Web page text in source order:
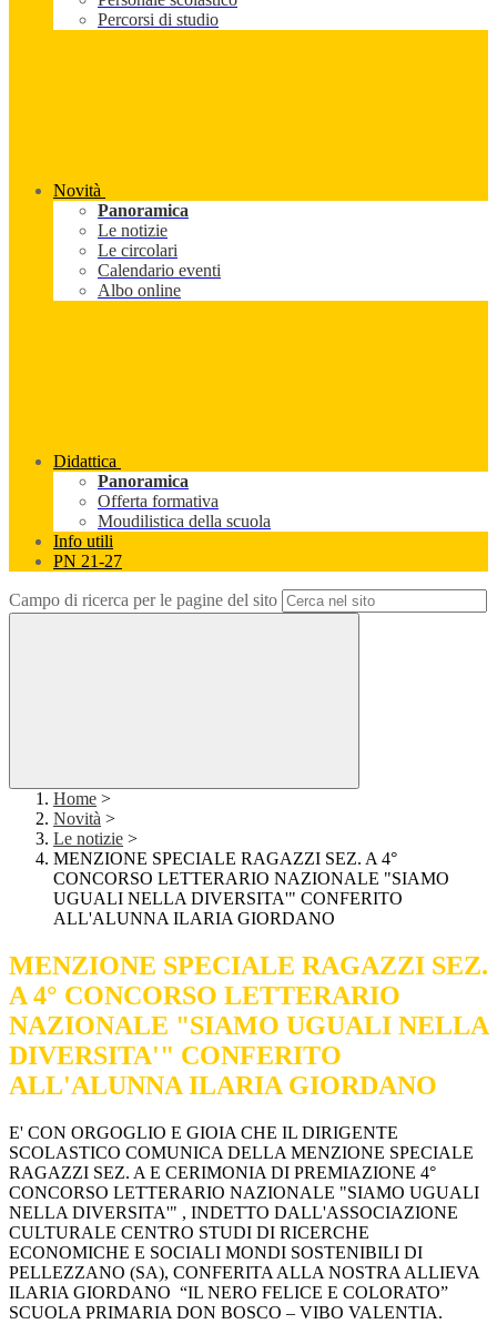
Percorsi di studio
Novità
Panoramica
Le notizie
Le circolari
Calendario eventi
Albo online
Didattica
Panoramica
Offerta formativa
Moudilistica della scuola
Info utili
PN 21-27
Campo di ricerca per le pagine del sito
Home >
Novità >
Le notizie >
MENZIONE SPECIALE RAGAZZI SEZ. A 4°
CONCORSO LETTERARIO NAZIONALE "SIAMO
UGUALI NELLA DIVERSITA'" CONFERITO
ALL'ALUNNA ILARIA GIORDANO
MENZIONE SPECIALE RAGAZZI SEZ.
A 4° CONCORSO LETTERARIO
NAZIONALE "SIAMO UGUALI NELLA
DIVERSITA'" CONFERITO
ALL'ALUNNA ILARIA GIORDANO
E' CON ORGOGLIO E GIOIA CHE IL DIRIGENTE
SCOLASTICO COMUNICA DELLA MENZIONE SPECIALE
RAGAZZI SEZ. A E CERIMONIA DI PREMIAZIONE 4°
CONCORSO LETTERARIO NAZIONALE "SIAMO UGUALI
NELLA DIVERSITA'" , INDETTO DALL'ASSOCIAZIONE
CULTURALE CENTRO STUDI DI RICERCHE
ECONOMICHE E SOCIALI MONDI SOSTENIBILI DI
PELLEZZANO (SA), CONFERITA ALLA NOSTRA ALLIEVA
ILARIA GIORDANO “IL NERO FELICE E COLORATO”
SCUOLA PRIMARIA DON BOSCO – VIBO VALENTIA.